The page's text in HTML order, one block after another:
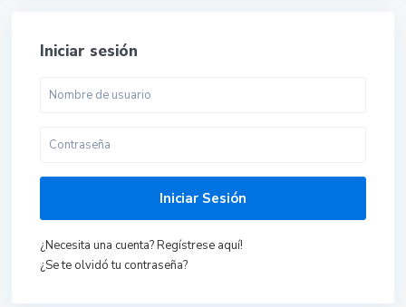
Iniciar sesión
Iniciar Sesión
¿Necesita una cuenta? Regístrese aquí!
¿Se te olvidó tu contraseña?